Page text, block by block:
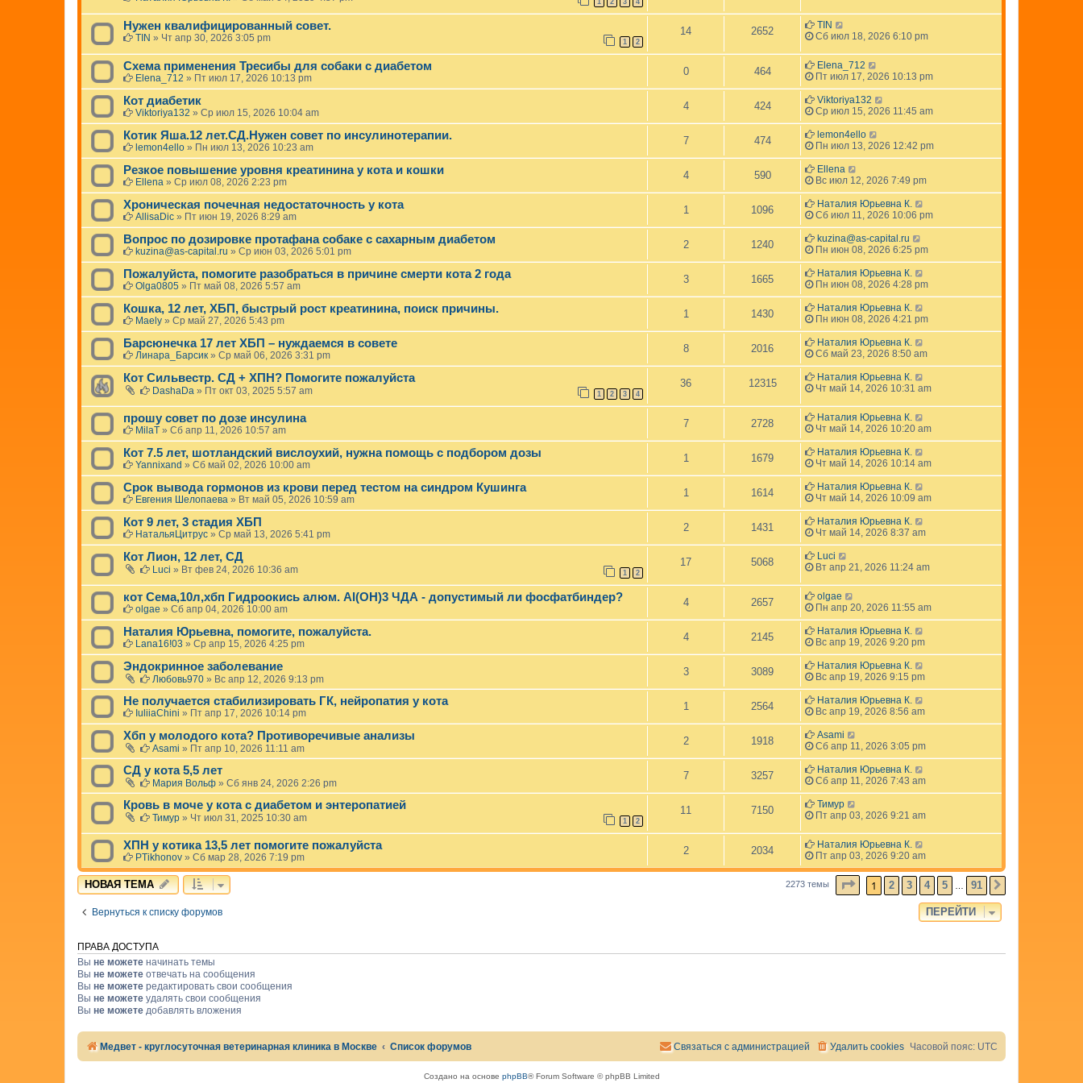
1 2 3 4
Нужен квалифицированный совет.
TIN » Чт апр 30, 2026 3:05 pm 1 2
14 2652
TIN
Сб июл 18, 2026 6:10 pm
Схема применения Тресибы для собаки с диабетом
Elena_712 » Пт июл 17, 2026 10:13 pm
0 464
Elena_712
Пт июл 17, 2026 10:13 pm
Кот диабетик
Viktoriya132 » Ср июл 15, 2026 10:04 am
4 424
Viktoriya132
Ср июл 15, 2026 11:45 am
Котик Яша.12 лет.СД.Нужен совет по инсулинотерапии.
lemon4ello » Пн июл 13, 2026 10:23 am
7 474
lemon4ello
Пн июл 13, 2026 12:42 pm
Резкое повышение уровня креатинина у кота и кошки
Ellena » Ср июл 08, 2026 2:23 pm
4 590
Ellena
Вс июл 12, 2026 7:49 pm
Хроническая почечная недостаточность у кота
AllisaDic » Пт июн 19, 2026 8:29 am
1 1096
Наталия Юрьевна К.
Сб июл 11, 2026 10:06 pm
Вопрос по дозировке протафана собаке с сахарным диабетом
kuzina@as-capital.ru » Ср июн 03, 2026 5:01 pm
2 1240
kuzina@as-capital.ru
Пн июн 08, 2026 6:25 pm
Пожалуйста, помогите разобраться в причине смерти кота 2 года
Olga0805 » Пт май 08, 2026 5:57 am
3 1665
Наталия Юрьевна К.
Пн июн 08, 2026 4:28 pm
Кошка, 12 лет, ХБП, быстрый рост креатинина, поиск причины.
Maely » Ср май 27, 2026 5:43 pm
1 1430
Наталия Юрьевна К.
Пн июн 08, 2026 4:21 pm
Барсюнечка 17 лет ХБП – нуждаемся в совете
Линара_Барсик » Ср май 06, 2026 3:31 pm
8 2016
Наталия Юрьевна К.
Сб май 23, 2026 8:50 am
Кот Сильвестр. СД + ХПН? Помогите пожалуйста
DashaDa » Пт окт 03, 2025 5:57 am 1 2 3 4
36 12315
Наталия Юрьевна К.
Чт май 14, 2026 10:31 am
прошу совет по дозе инсулина
MilaT » Сб апр 11, 2026 10:57 am
7 2728
Наталия Юрьевна К.
Чт май 14, 2026 10:20 am
Кот 7.5 лет, шотландский вислоухий, нужна помощь с подбором дозы
Yannixand » Сб май 02, 2026 10:00 am
1 1679
Наталия Юрьевна К.
Чт май 14, 2026 10:14 am
Срок вывода гормонов из крови перед тестом на синдром Кушинга
Евгения Шелопаева » Вт май 05, 2026 10:59 am
1 1614
Наталия Юрьевна К.
Чт май 14, 2026 10:09 am
Кот 9 лет, 3 стадия ХБП
НатальяЦитрус » Ср май 13, 2026 5:41 pm
2 1431
Наталия Юрьевна К.
Чт май 14, 2026 8:37 am
Кот Лион, 12 лет, СД
Luci » Вт фев 24, 2026 10:36 am 1 2
17 5068
Luci
Вт апр 21, 2026 11:24 am
кот Сема,10л,хбп Гидроокись алюм. Al(OH)3 ЧДА - допустимый ли фосфатбиндер?
olgae » Сб апр 04, 2026 10:00 am
4 2657
olgae
Пн апр 20, 2026 11:55 am
Наталия Юрьевна, помогите, пожалуйста.
Lana16!03 » Ср апр 15, 2026 4:25 pm
4 2145
Наталия Юрьевна К.
Вс апр 19, 2026 9:20 pm
Эндокринное заболевание
Любовь970 » Вс апр 12, 2026 9:13 pm
3 3089
Наталия Юрьевна К.
Вс апр 19, 2026 9:15 pm
Не получается стабилизировать ГК, нейропатия у кота
IuliiaChini » Пт апр 17, 2026 10:14 pm
1 2564
Наталия Юрьевна К.
Вс апр 19, 2026 8:56 am
Хбп у молодого кота? Противоречивые анализы
Asami » Пт апр 10, 2026 11:11 am
2 1918
Asami
Сб апр 11, 2026 3:05 pm
СД у кота 5,5 лет
Мария Вольф » Сб янв 24, 2026 2:26 pm
7 3257
Наталия Юрьевна К.
Сб апр 11, 2026 7:43 am
Кровь в моче у кота с диабетом и энтеропатией
Тимур » Чт июл 31, 2025 10:30 am 1 2
11 7150
Тимур
Пт апр 03, 2026 9:21 am
ХПН у котика 13,5 лет помогите пожалуйста
PTikhonov » Сб мар 28, 2026 7:19 pm
2 2034
Наталия Юрьевна К.
Пт апр 03, 2026 9:20 am
НОВАЯ ТЕМА 2273 темы СТРАНИЦА ИЗ 91
1 2 3 4 5 91
Вернуться к списку форумов ПЕРЕЙТИ
ПРАВА ДОСТУПА
Вы не можете начинать темы
Вы не можете отвечать на сообщения
Вы не можете редактировать свои сообщения
Вы не можете удалять свои сообщения
Вы не можете добавлять вложения
Медвет - круглосуточная ветеринарная клиника в Москве Список форумов Часовой пояс: UTC
Удалить cookies
Связаться с администрацией
Создано на основе phpBB® Forum Software © phpBB Limited